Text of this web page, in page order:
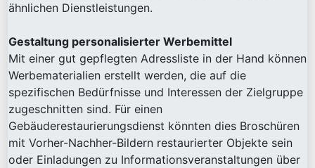
ähnlichen Dienstleistungen.
Gestaltung personalisierter Werbemittel
Mit einer gut gepflegten Adressliste in der Hand können
Werbematerialien erstellt werden, die auf die
spezifischen Bedürfnisse und Interessen der Zielgruppe
zugeschnitten sind. Für einen
Gebäuderestaurierungsdienst könnten dies Broschüren
mit Vorher-Nachher-Bildern restaurierter Objekte sein
oder Einladungen zu Informationsveranstaltungen über